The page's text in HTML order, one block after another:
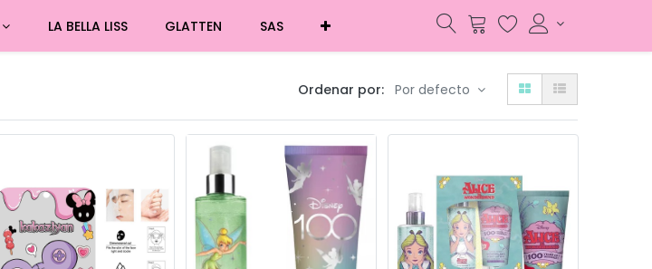
LA BELLA LISS GLATTEN SAS
Ordenar por: Por defecto